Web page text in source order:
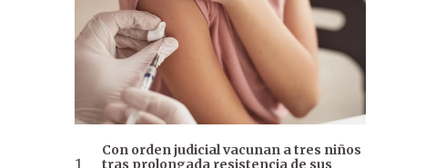
Con orden judicial vacunan a tres niños
tras prolongada resistencia de sus